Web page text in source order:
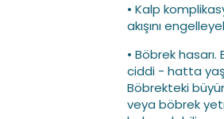
• Kalp
akışını
• Böbrek
ciddi - hatta
Böbrekteki
veya böbrek